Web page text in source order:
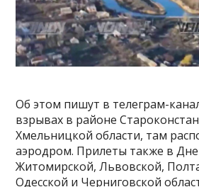
Об этом пишут в телеграм-
взрывах в районе
Хмельницкой области, там
аэродром. Прилеты также в
Житомирской, Львовской,
Одесской и Черниговской